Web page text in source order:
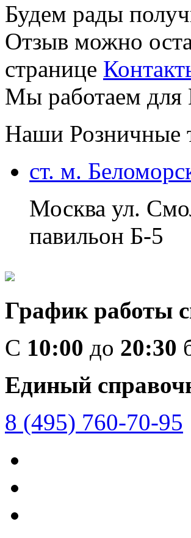
Будем рады
Отзыв можно
странице
Мы работаем для
Наши Розничные
ст. м.
Москва ул.
павильон Б-5
График работы
C 10:00 до 20:30
Единый
8 (495) 760-70-95